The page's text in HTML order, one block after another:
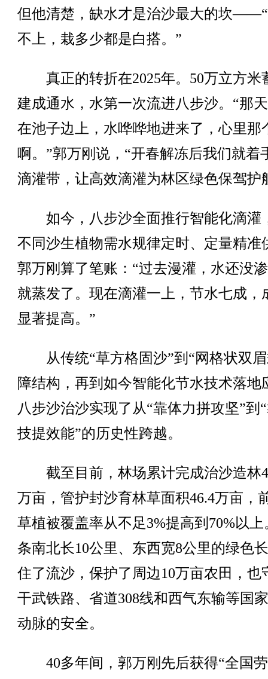
但他清楚，缺水才是治沙最大的坎
不上，栽多少都是白搭。”
真正的转折在2025年。50万立方米
建成通水，水第一次流进八步沙。“那
在池子边上，水哗哗地进来了，心里那
啊。”郭万刚说，“开春解冻后我们就着
滴灌带，让高效滴灌为林区绿色保驾护
如今，八步沙全面推行智能化滴灌
不同沙生植物需水规律定时、定量精准
郭万刚算了笔账：“过去漫灌，水还没
就蒸发了。现在滴灌一上，节水七成，
显著提高。”
从传统“草方格固沙”到“网格状双眉
障结构，再到如今智能化节水技术落地
八步沙治沙实现了从“靠体力拼攻坚”到
技提效能”的历史性跨越。
截至目前，林场累计完成治沙造林
万亩，管护封沙育林草面积46.4万亩，
草植被覆盖率从不足3%提高到70%以上
条南北长10公里、东西宽8公里的绿色
住了流沙，保护了周边10万亩农田，也
干武铁路、省道308线和西气东输等国
动脉的安全。
40多年间，郭万刚先后获得“全国